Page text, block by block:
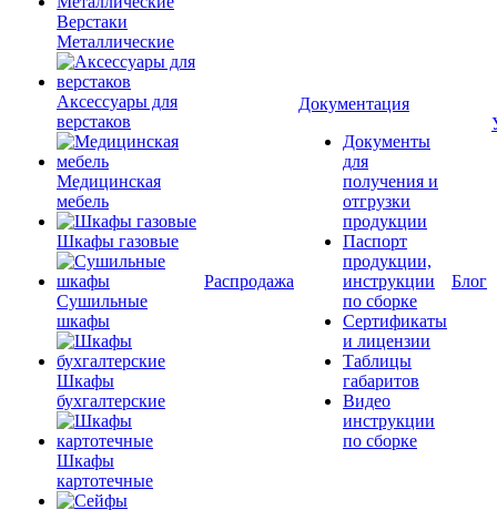
Верстаки
Металлические
Аксессуары для
верстаков
Медицинская
мебель
Шкафы газовые
Сушильные
шкафы
Шкафы
бухгалтерские
Шкафы
картотечные
Распродажа
Документация
Документы
для
получения и
отгрузки
продукции
Паспорт
продукции,
инструкции
по сборке
Сертификаты
и лицензии
Таблицы
габаритов
Видео
инструкции
по сборке
Блог